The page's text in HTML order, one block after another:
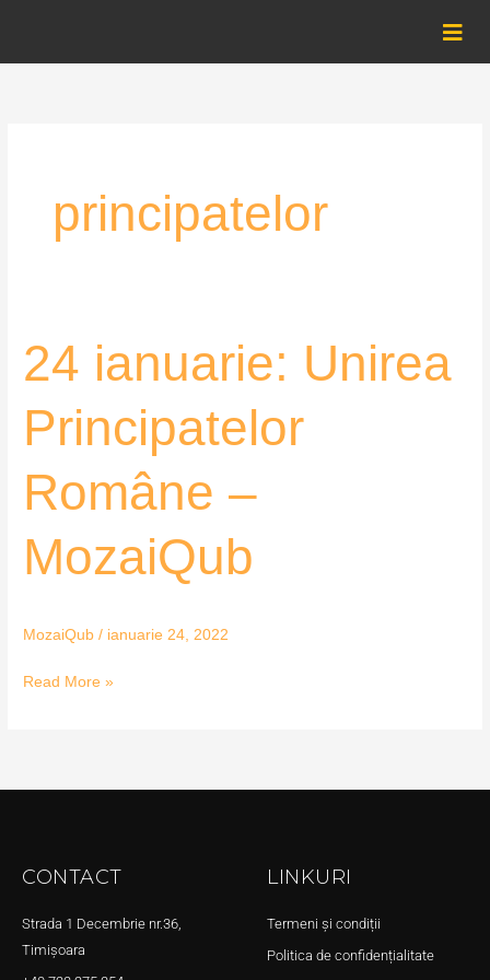
content
principatelor
24 ianuarie: Unirea
Principatelor
Române –
MozaiQub
MozaiQub / ianuarie 24, 2022
24
ianuarie:
Principatelor
MozaiQub
Read More »
CONTACT
Strada 1 Decembrie nr.36,
Timișoara
LINKURI
Termeni și condiții
Politica de confidențialitate